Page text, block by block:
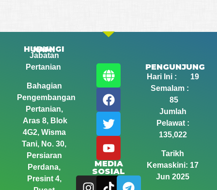
HUBUNGI KAMI
Jabatan
Pertanian
Bahagian
Pengembangan
Pertanian,
Aras 8, Blok
4G2, Wisma
Tani, No. 30,
Persiaran
Perdana,
Presint 4,
MEDIA
SOSIAL
PENGUNJUNG
Hari Ini : 19
Semalam :
85
Jumlah
Pelawat :
135,022
Tarikh
Kemaskini: 17
Jun 2025